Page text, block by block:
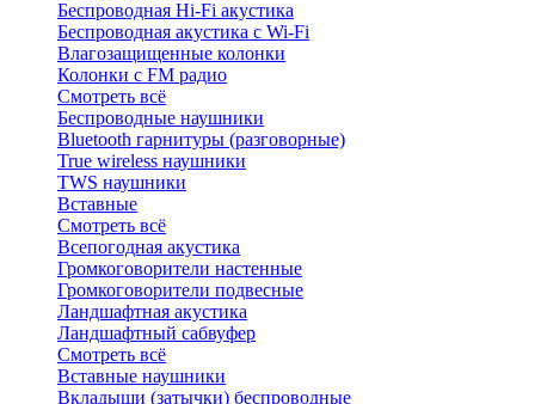
Беспроводная Hi-Fi акустика
Беспроводная акустика с Wi-Fi
Влагозащищенные колонки
Колонки с FM радио
Смотреть всё
Беспроводные наушники
Bluetоoth гарнитуры (разговорные)
True wireless наушники
TWS наушники
Вставные
Смотреть всё
Всепогодная акустика
Громкоговорители настенные
Громкоговорители подвесные
Ландшафтная акустика
Ландшафтный сабвуфер
Смотреть всё
Вставные наушники
Вкладыши (затычки) беспроводные